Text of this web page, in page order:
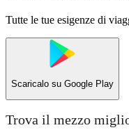
Tutte le tue esigenze di
Scaricalo su Google Play
Trova il mezzo